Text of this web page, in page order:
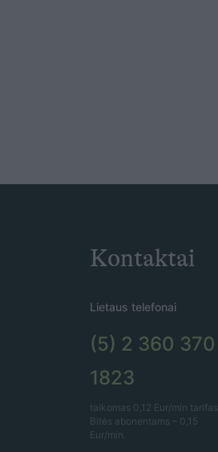
Kontaktai
Lietaus telefonai
(5) 2 360 370
1823
taikomas 0,12 Eur/min tarifas.
Bitės abonentams – 0,15
Eur/min.